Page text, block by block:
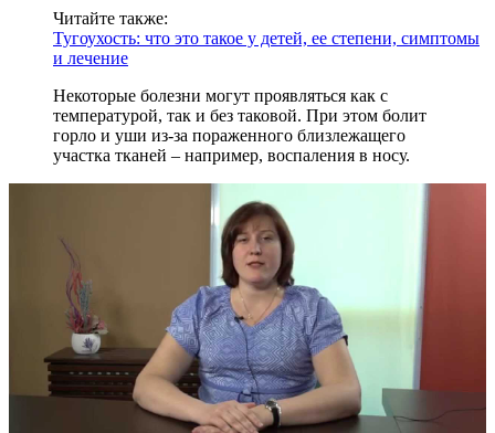
Читайте также:
Тугоухость: что это такое у детей, ее степени, симптомы
и лечение
Некоторые болезни могут проявляться как с
температурой, так и без таковой. При этом болит
горло и уши из-за пораженного близлежащего
участка тканей – например, воспаления в носу.